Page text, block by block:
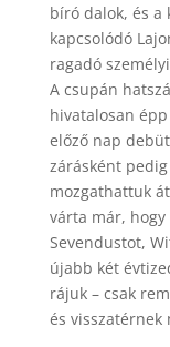
bíró dalok, és a
kapcsolódó
ragadó
A csupán
hivatalosan
előző nap
zárásként pedig
mozgathattuk
várta már,
Sevendustot,
újabb két
rájuk – csak
és